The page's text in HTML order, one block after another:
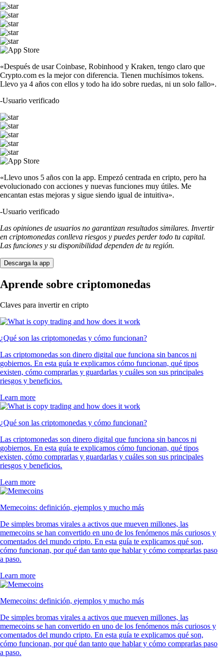
«Después de usar Coinbase, Robinhood y Kraken, tengo claro que
Crypto.com es la mejor con diferencia. Tienen muchísimos tokens.
Llevo ya 4 años con ellos y todo ha ido sobre ruedas, ni un solo fallo».
-Usuario verificado
«Llevo unos 5 años con la app. Empezó centrada en cripto, pero ha
evolucionado con acciones y nuevas funciones muy útiles. Me
encantan estas mejoras y sigue siendo igual de intuitiva».
-Usuario verificado
Las opiniones de usuarios no garantizan resultados similares. Invertir
en criptomonedas conlleva riesgos y puedes perder todo tu capital.
Las funciones y su disponibilidad dependen de tu región.
Descarga la app
Aprende sobre criptomonedas
Claves para invertir en cripto
¿Qué son las criptomonedas y cómo funcionan?
Las criptomonedas son dinero digital que funciona sin bancos ni
gobiernos. En esta guía te explicamos cómo funcionan, qué tipos
existen, cómo comprarlas y guardarlas y cuáles son sus principales
riesgos y beneficios.
Learn more
¿Qué son las criptomonedas y cómo funcionan?
Las criptomonedas son dinero digital que funciona sin bancos ni
gobiernos. En esta guía te explicamos cómo funcionan, qué tipos
existen, cómo comprarlas y guardarlas y cuáles son sus principales
riesgos y beneficios.
Learn more
Memecoins: definición, ejemplos y mucho más
De simples bromas virales a activos que mueven millones, las
memecoins se han convertido en uno de los fenómenos más curiosos y
comentados del mundo cripto. En esta guía te explicamos qué son,
cómo funcionan, por qué dan tanto que hablar y cómo comprarlas paso
a paso.
Learn more
Memecoins: definición, ejemplos y mucho más
De simples bromas virales a activos que mueven millones, las
memecoins se han convertido en uno de los fenómenos más curiosos y
comentados del mundo cripto. En esta guía te explicamos qué son,
cómo funcionan, por qué dan tanto que hablar y cómo comprarlas paso
a paso.